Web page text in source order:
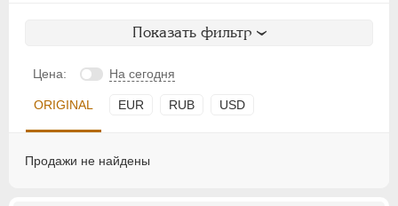
Показать фильтр
Цена: На сегодня
ORIGINAL EUR RUB USD
Продажи не найдены